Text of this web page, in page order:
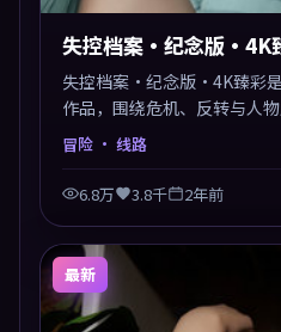
失控档案·纪念版·4K
失控档案·纪念版·4K臻彩
作品，围绕危机、反转与人
凑，值得推荐观看。
冒险 · 线路
6.8万 3.8千 2年前
最新